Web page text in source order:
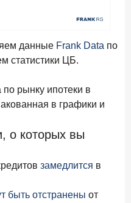
ИССЛЕДОВАНИЕ
объем выдач кредитов
ИССЛЕДОВАНИЕ
ипотечных банков
данные Frank Data по
статистики ЦБ.
рынку ипотеки в
в графики и
о которых вы
замедлится в
быть отстранены от